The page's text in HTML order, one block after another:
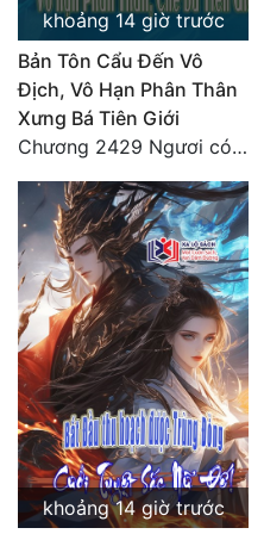
Quân Sự
Sảng Văn
Sắc
Sủng
Thanh Xuân
Tiên Hiệp
Tiểu Thuyết
Trinh Thám
Triều Đấu
Trùng Sinh
Trọng Sinh
khoảng 14 giờ trước
Bản Tôn Cẩu Đến Vô
Địch, Vô Hạn Phân Thân
Xưng Bá Tiên Giới
Chương 2429 Ngươi có tuệ nhãn? Ta có...
khoảng 14 giờ trước